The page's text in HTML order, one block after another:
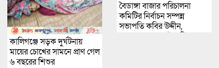
কালিগঞ্জে সড়ক দুর্ঘটনায়
মায়ের চোখের সামনে প্রাণ গেল
৬ বছরের শিশুর
বৈডাঙ্গা বাজার পরিচালনা
কমিটির নির্বাচন সম্পন্ন
সভাপতি কবির উদ্দীন,